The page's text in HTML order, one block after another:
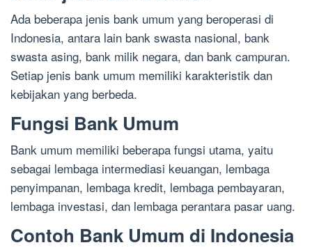
Ada beberapa jenis bank umum yang beroperasi di
Indonesia, antara lain bank swasta nasional, bank
swasta asing, bank milik negara, dan bank campuran.
Setiap jenis bank umum memiliki karakteristik dan
kebijakan yang berbeda.
Fungsi Bank Umum
Bank umum memiliki beberapa fungsi utama, yaitu
sebagai lembaga intermediasi keuangan, lembaga
penyimpanan, lembaga kredit, lembaga pembayaran,
lembaga investasi, dan lembaga perantara pasar uang.
Contoh Bank Umum di Indonesia